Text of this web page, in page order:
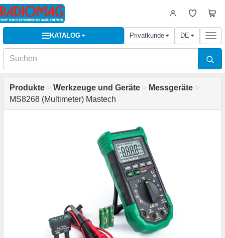
KATALOG Privatkunde DE
Produkte > Werkzeuge und Geräte > Messgeräte >
MS8268 (Multimeter) Mastech